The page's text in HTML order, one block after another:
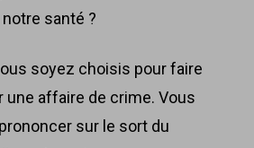
santé ?
soyez choisis pour faire
une affaire de crime. Vous
sur le sort du